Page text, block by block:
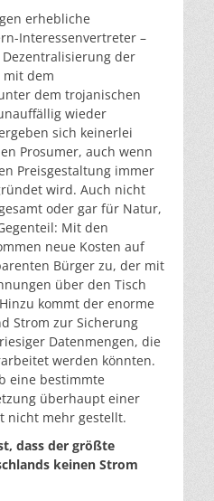
erhebliche
Interessenvertreter –
der
mit dem
dem trojanischen
wieder
sich keinerlei
Prosumer, auch wenn
Preisgestaltung immer
wird. Auch nicht
oder gar für Natur,
Mit den
neue Kosten auf
Bürger zu, der mit
über den Tisch
kommt der enorme
Strom zur Sicherung
Datenmengen, die
werden könnten.
eine bestimmte
überhaupt einer
nicht mehr gestellt.
dass der größte
keinen Strom